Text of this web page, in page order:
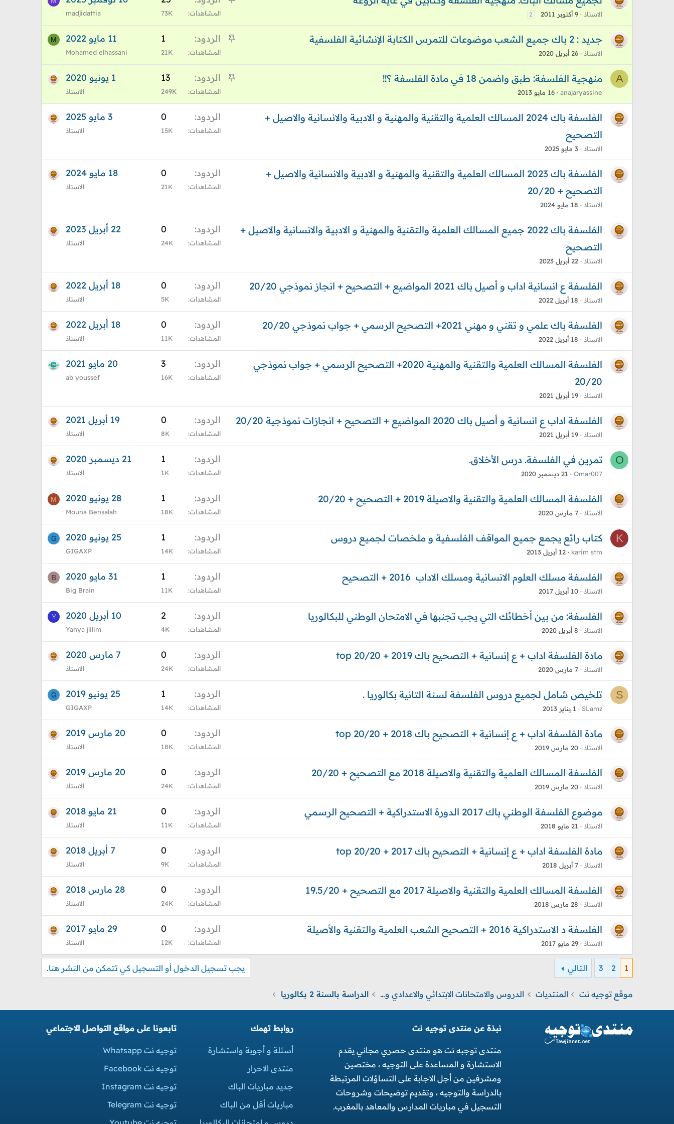
الاستاذ 9 أكتوبر 2011 2 المشاهدات 73K
madjidattia
م
جديد : 2 باك جميع الشعب موضوعات للتمرس الكتابة الإنشائية الفلسفية
الاستاذ 26 أبريل 2020
الردود 1
المشاهدات 21K
11 مايو 2022
Mohamed elhassani
M
A
م
منهجية الفلسفة: طبق واضمن 18 في مادة الفلسفة ؟!!
anajaryassine 16 مايو 2013
الردود 13
المشاهدات 249K
1 يونيو 2020
الاستاذ
الفلسفة باك 2024 المسالك العلمية والتقنية والمهنية و الادبية والانسانية والاصيل +
التصحيح
الاستاذ 3 مايو 2025
الردود 0
المشاهدات 15K
3 مايو 2025
الاستاذ
الفلسفة باك 2023 المسالك العلمية والتقنية والمهنية و الادبية والانسانية والاصيل +
التصحيح + 20/20
الاستاذ 18 مايو 2024
الردود 0
المشاهدات 21K
18 مايو 2024
الاستاذ
الفلسفة باك 2022 جميع المسالك العلمية والتقنية والمهنية و الادبية والانسانية والاصيل +
التصحيح
الاستاذ 22 أبريل 2023
الردود 0
المشاهدات 24K
22 أبريل 2023
الاستاذ
الفلسفة ع انسانية اداب و أصيل باك 2021 المواضيع + التصحيح + انجاز نموذجي 20/20
الاستاذ 18 أبريل 2022
الردود 0
المشاهدات 5K
18 أبريل 2022
الاستاذ
الفلسفة باك علمي و تقني و مهني 2021+ التصحيح الرسمي + جواب نموذجي 20/20
الاستاذ 18 أبريل 2022
الردود 0
المشاهدات 11K
18 أبريل 2022
الاستاذ
الفلسفة المسالك العلمية والتقنية والمهنية 2020+ التصحيح الرسمي + جواب نموذجي
20/20
الاستاذ 19 أبريل 2021
الردود 3
المشاهدات 16K
20 مايو 2021
ab youssef
الفلسفة اداب ع انسانية و أصيل باك 2020 المواضيع + التصحيح + انجازات نموذجية 20/20
الاستاذ 19 أبريل 2021
الردود 0
المشاهدات 8K
19 أبريل 2021
الاستاذ
O تمرين في الفلسفة. درس الأخلاق.
Omar007 21 ديسمبر 2020
الردود 1
المشاهدات 1K
21 ديسمبر 2020
الاستاذ
الفلسفة المسالك العلمية والتقنية والاصيلة 2019 + التصحيح + 20/20
الاستاذ 7 مارس 2020
الردود 1
المشاهدات 18K
28 يونيو 2020
Mouna Bensalah
M
K كتاب رائع يجمع جميع المواقف الفلسفية و ملخصات لجميع دروس
karim stm 12 أبريل 2013
الردود 1
المشاهدات 14K
25 يونيو 2020
GIGAXP
G
الفلسفة مسلك العلوم الانسانية ومسلك الاداب 2016 + التصحيح
الاستاذ 10 أبريل 2017
الردود 1
المشاهدات 11K
31 مايو 2020
Big Brain
B
الفلسفة: من بين أخطائك التي يجب تجنبها في الامتحان الوطني للبكالوريا
الاستاذ 8 أبريل 2020
الردود 2
المشاهدات 4K
10 أبريل 2020
Yahya jlilim
Y
مادة الفلسفة اداب + ع إنسانية + التصحيح باك 2019 + top 20/20
الاستاذ 7 مارس 2020
الردود 0
المشاهدات 24K
7 مارس 2020
الاستاذ
S تلخيص شامل لجميع دروس الفلسفة لسنة التانية بكالوريا .
SLamz 1 يناير 2013
الردود 1
المشاهدات 14K
25 يونيو 2019
GIGAXP
G
مادة الفلسفة اداب + ع إنسانية + التصحيح باك 2018 + top 20/20
الاستاذ 20 مارس 2019
الردود 0
المشاهدات 18K
20 مارس 2019
الاستاذ
الفلسفة المسالك العلمية والتقنية والاصيلة 2018 مع التصحيح + 20/20
الاستاذ 20 مارس 2019
الردود 0
المشاهدات 24K
20 مارس 2019
الاستاذ
موضوع الفلسفة الوطني باك 2017 الدورة الاستدراكية + التصحيح الرسمي
الاستاذ 21 مايو 2018
الردود 0
المشاهدات 11K
21 مايو 2018
الاستاذ
مادة الفلسفة اداب + ع إنسانية + التصحيح باك 2017 + top 20/20
الاستاذ 7 أبريل 2018
الردود 0
المشاهدات 9K
7 أبريل 2018
الاستاذ
الفلسفة المسالك العلمية والتقنية والاصيلة 2017 مع التصحيح + 19.5/20
الاستاذ 28 مارس 2018
الردود 0
المشاهدات 24K
28 مارس 2018
الاستاذ
الفلسفة د الاستدراكية 2016 + التصحيح الشعب العلمية والتقنية والأصيلة
الاستاذ 29 مايو 2017
الردود 0
المشاهدات 12K
29 مايو 2017
الاستاذ
1
2
3 التالي يجب تسجيل الدخول أو التسجيل كي تتمكن من النشر هنا.
موقع توجيه نت المنتديات الدروس والامتحانات الابتدائي والاعدادي و التأهيلي الدراسة بالسنة 2 بكالوريا
نبذة عن منتدى توجيه نت
منتدى توجبه نت هو منتدى حصري مجاني يقدم
الاستشارة و المساعدة على التوجيه ، مختصين
ومشرفين من أجل الاجابة على التساؤلات المرتبطة
بالدراسة والتوجيه ، وتقديم توضيحات وشروحات
التسجيل في مباريات المدارس والمعاهد بالمغرب.
روابط تهمك
أسئلة و أجوبة واستشارة
منتدى الاحرار
جديد مباريات الباك
مباريات أقل من الباك
تابعونا على مواقع التواصل الاجتماعي
توجيه نت Whatsapp
توجيه نت Facebook
توجيه نت Instagram
توجيه نت Telegram